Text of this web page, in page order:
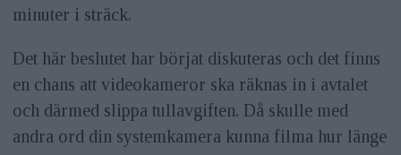
minuter i sträck.
Det här beslutet har börjat diskuteras och det finns
en chans att videokameror ska räknas in i avtalet
och därmed slippa tullavgiften. Då skulle med
andra ord din systemkamera kunna filma hur länge